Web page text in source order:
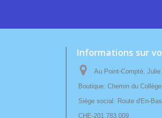
Informations sur
Au Point-Compté, Julie
Boutique: Chemin du
Siège social: Route d'En-
CHE-201.783.009